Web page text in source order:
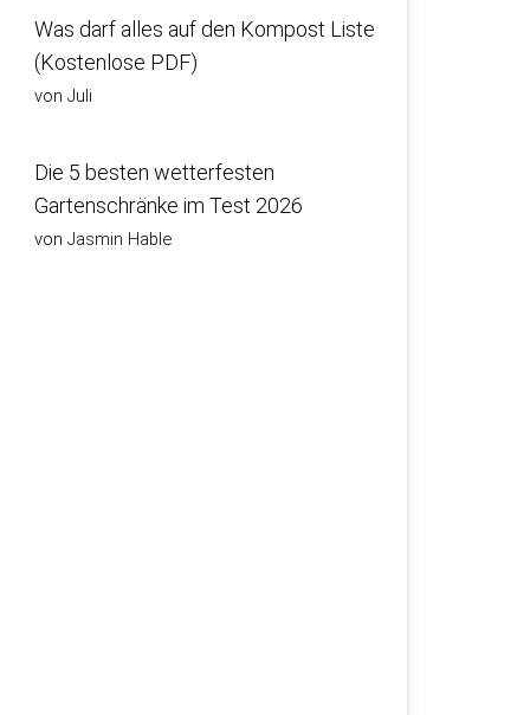
Was darf alles auf den Kompost Liste
(Kostenlose PDF)
von Juli
Die 5 besten wetterfesten
Gartenschränke im Test 2026
von Jasmin Hable